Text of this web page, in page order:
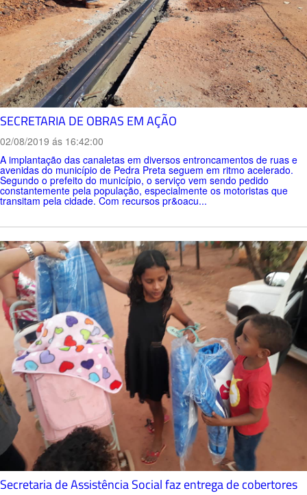
SECRETARIA DE OBRAS EM AÇÃO
02/08/2019 ás 16:42:00
A implantação das canaletas em diversos entroncamentos de ruas e
avenidas do município de Pedra Preta seguem em ritmo acelerado.
Segundo o prefeito do município, o serviço vem sendo pedido
constantemente pela população, especialmente os motoristas que
transitam pela cidade. Com recursos pr&oacu...
Secretaria de Assistência Social faz entrega de cobertores